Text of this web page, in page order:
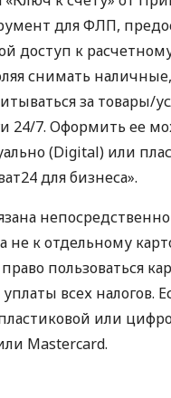
для ФЛП,
доступ к
снимать наличные,
за товары/
24/7. Оформить ее
(Digital) или
для бизнеса».
не к отдельному
пользоваться
всех налогов.
или
Mastercard.